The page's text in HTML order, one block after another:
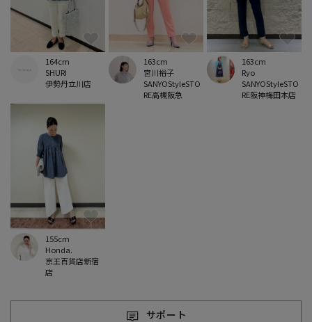
伊勢丹立川店
SHURI
164cm
SANYOStyleSTO
RE高槻阪急
宮川裕子
163cm
SANYOStyleSTO
RE阪神梅田本店
Ryo
163cm
京王百貨店新宿
店
Honda.
155cm
サポート